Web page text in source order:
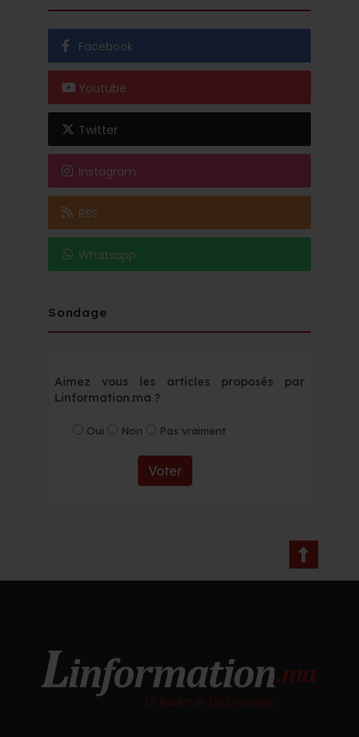
Facebook
Youtube
Twitter
Instagram
RSS
Whatsapp
Sondage
Aimez vous les articles proposés par
Linformation.ma ?
Oui Non Pas vraiment
Voter